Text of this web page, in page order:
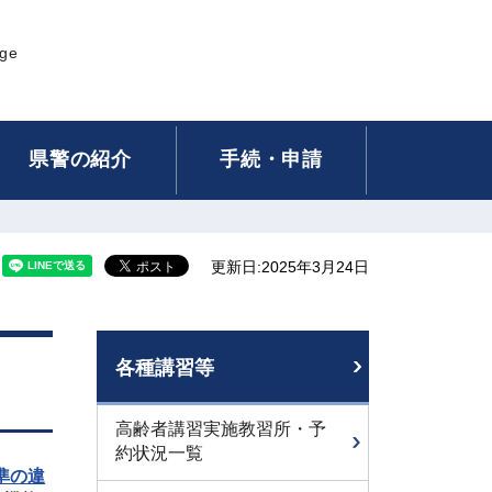
県警の紹介 手続・申請
更新日:2025年3月24日
の違
各種講習等
高齢者講習実施教習所・予
約状況一覧